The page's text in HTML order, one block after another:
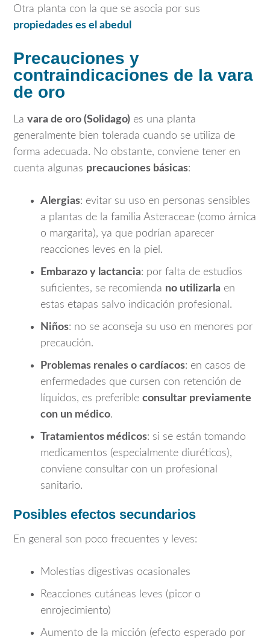
Otra planta con la que se asocia por sus
propiedades es el abedul
Precauciones y
contraindicaciones de la vara
de oro
La vara de oro (Solidago) es una planta
generalmente bien tolerada cuando se utiliza de
forma adecuada. No obstante, conviene tener en
cuenta algunas precauciones básicas:
Alergias: evitar su uso en personas sensibles
a plantas de la familia Asteraceae (como árnica
o margarita), ya que podrían aparecer
reacciones leves en la piel.
Embarazo y lactancia: por falta de estudios
suficientes, se recomienda no utilizarla en
estas etapas salvo indicación profesional.
Niños: no se aconseja su uso en menores por
precaución.
Problemas renales o cardíacos: en casos de
enfermedades que cursen con retención de
líquidos, es preferible consultar previamente
con un médico.
Tratamientos médicos: si se están tomando
medicamentos (especialmente diuréticos),
conviene consultar con un profesional
sanitario.
Posibles efectos secundarios
En general son poco frecuentes y leves:
Molestias digestivas ocasionales
Reacciones cutáneas leves (picor o
enrojecimiento)
Aumento de la micción (efecto esperado por